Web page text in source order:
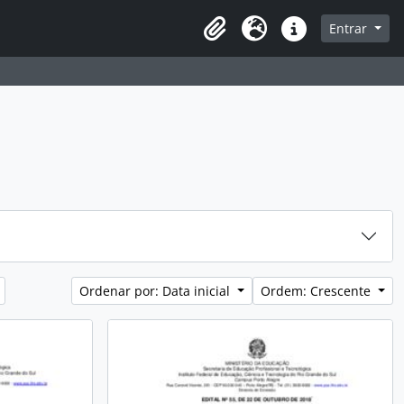
na página de navegação
Idioma Atalhos Entrar
Ordenar por: Data inicial Ordem: Crescente